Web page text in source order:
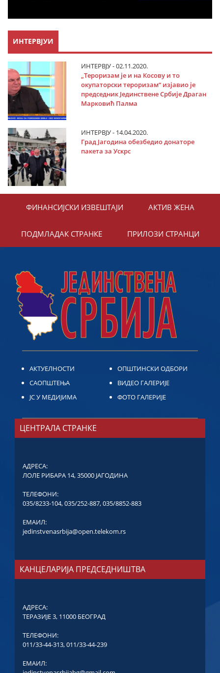
ИНТЕРВЈУИ
ИНТЕРВЈУ - 02.11.2020.
„Тероризам је и на Косову и то
окупаторски тероризам“ изјавио је
председник Јединствене Србије Драган
Марковић Палма
ИНТЕРВЈУ - 14.04.2020.
Град Јагодина обезбедио донаторе
пакета за Ускрс
ФИНАНСИЈСКИ ИЗВЕШТАЈИ АКТИВ ЖЕНА
ПОДМЛАДАК СТРАНКЕ ПРИЛОЗИ СТРАНЦИ
АКТУЕЛНОСТИ
САОПШТЕЊА
ЈС У МЕДИЈИМА
ОПШТИНСКИ ОДБОРИ
ВИДЕО ГАЛЕРИЈЕ
ФОТО ГАЛЕРИЈЕ
ЦЕНТРАЛА СТРАНКЕ
АДРЕСА:
ЛОЛЕ РИБАРА 14, 35000 ЈАГОДИНА
ТЕЛЕФОНИ:
035/8233-104,035/252-887,035/8852-883
ЕМАИЛ:
jedinstvenasrbija@open.telekom.rs
КАНЦЕЛАРИЈА ПРЕДСЕДНИШТВА
АДРЕСА:
ТЕРАЗИЈЕ 3, 11000 БЕОГРАД
ТЕЛЕФОНИ:
011/33-44-313,011/33-44-239
ЕМАИЛ: